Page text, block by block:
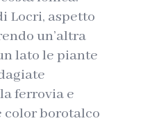
Locri, aspetto
un’altra
lato le piante
ferrovia e
color borotalco